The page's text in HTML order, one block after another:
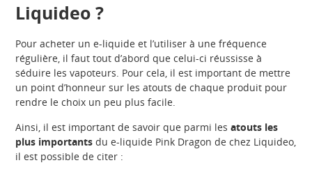
Liquideo ?
Pour acheter un e-liquide et l’utiliser à une fréquence
régulière, il faut tout d’abord que celui-ci réussisse à
séduire les vapoteurs. Pour cela, il est important de mettre
un point d’honneur sur les atouts de chaque produit pour
rendre le choix un peu plus facile.
Ainsi, il est important de savoir que parmi lesatouts les
plus importants du e-liquide Pink Dragon de chez Liquideo,
il est possible de citer :